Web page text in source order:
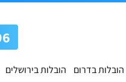
הובלות בדרום הובלות בירושלים